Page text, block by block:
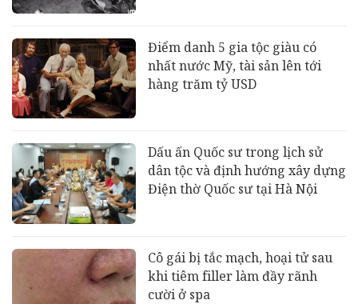
Điểm danh 5 gia tộc giàu có
nhất nước Mỹ, tài sản lên tới
hàng trăm tỷ USD
Dấu ấn Quốc sư trong lịch sử
dân tộc và định hướng xây dựng
Điện thờ Quốc sư tại Hà Nội
Cô gái bị tắc mạch, hoại tử sau
khi tiêm filler làm đầy rãnh
cười ở spa